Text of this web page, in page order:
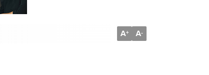
A+ A-